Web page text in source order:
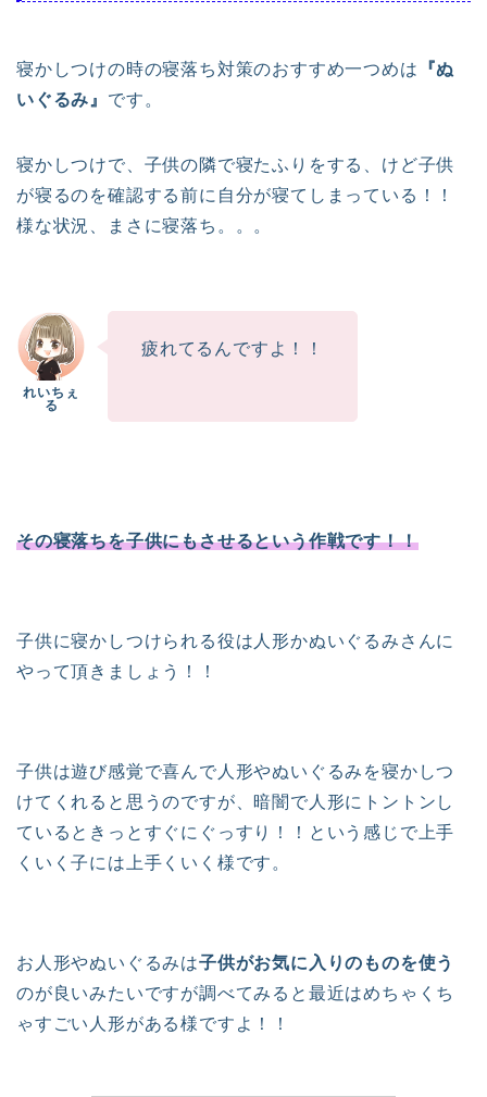
寝かしつけの時の寝落ち対策のおすすめ一つめは 『ぬ
いぐるみ』 です。
寝かしつけで、子供の隣で寝たふりをする、けど子供
が寝るのを確認する前に自分が寝てしまっている！！
様な状況、まさに寝落ち。。。
疲れてるんですよ！！
その寝落ちを子供にもさせるという作戦です！！
子供に寝かしつけられる役は人形かぬいぐるみさんに
やって頂きましょう！！
子供は遊び感覚で喜んで人形やぬいぐるみを寝かしつ
けてくれると思うのですが、暗闇で人形にトントンし
ているときっとすぐにぐっすり！！という感じで上手
くいく子には上手くいく様です。
お人形やぬいぐるみは子供がお気に入りのものを使う
のが良いみたいですが調べてみると最近はめちゃくち
ゃすごい人形がある様ですよ！！